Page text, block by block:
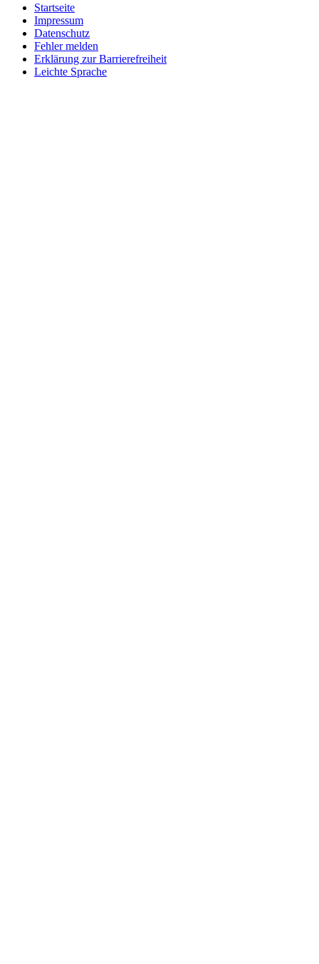
Startseite
Impressum
Datenschutz
Fehler melden
Erklärung zur Barrierefreiheit
Leichte Sprache